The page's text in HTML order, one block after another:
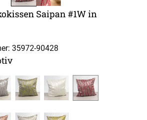
Saipan #1W in
35972-90428